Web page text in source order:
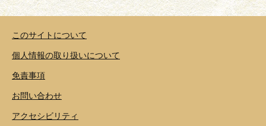
このサイトについて
個人情報の取り扱いについて
免責事項
お問い合わせ
アクセシビリティ